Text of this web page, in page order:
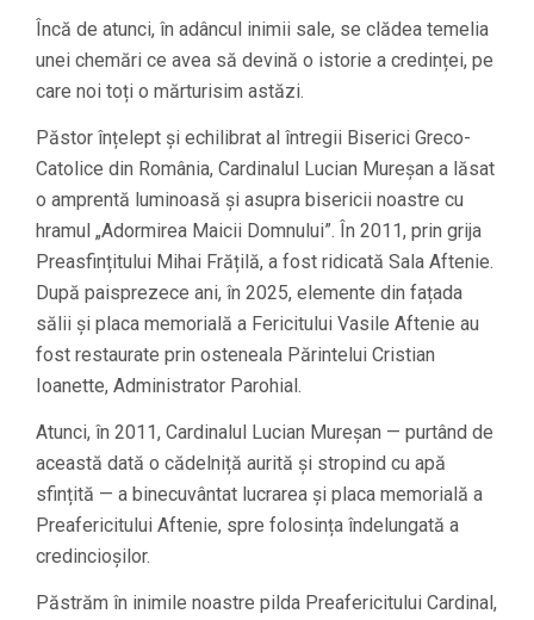
Încă de atunci, în adâncul inimii sale, se clădea temelia
unei chemări ce avea să devină o istorie a credinței, pe
care noi toți o mărturisim astăzi.
Păstor înțelept și echilibrat al întregii Biserici Greco-
Catolice din România, Cardinalul Lucian Mureșan a lăsat
o amprentă luminoasă și asupra bisericii noastre cu
hramul „Adormirea Maicii Domnului”. În 2011, prin grija
Preasfințitului Mihai Frățilă, a fost ridicată Sala Aftenie.
După paisprezece ani, în 2025, elemente din fațada
sălii și placa memorială a Fericitului Vasile Aftenie au
fost restaurate prin osteneala Părintelui Cristian
Ioanette, Administrator Parohial.
Atunci, în 2011, Cardinalul Lucian Mureșan — purtând de
această dată o cădelniță aurită și stropind cu apă
sfințită — a binecuvântat lucrarea și placa memorială a
Preafericitului Aftenie, spre folosința îndelungată a
credincioșilor.
Păstrăm în inimile noastre pilda Preafericitului Cardinal,